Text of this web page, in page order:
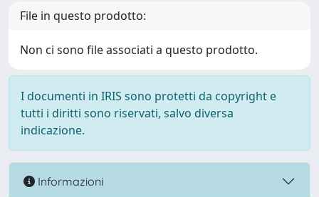
File in questo prodotto:
Non ci sono file associati a questo prodotto.
I documenti in IRIS sono protetti da copyright e
tutti i diritti sono riservati, salvo diversa
indicazione.
Informazioni